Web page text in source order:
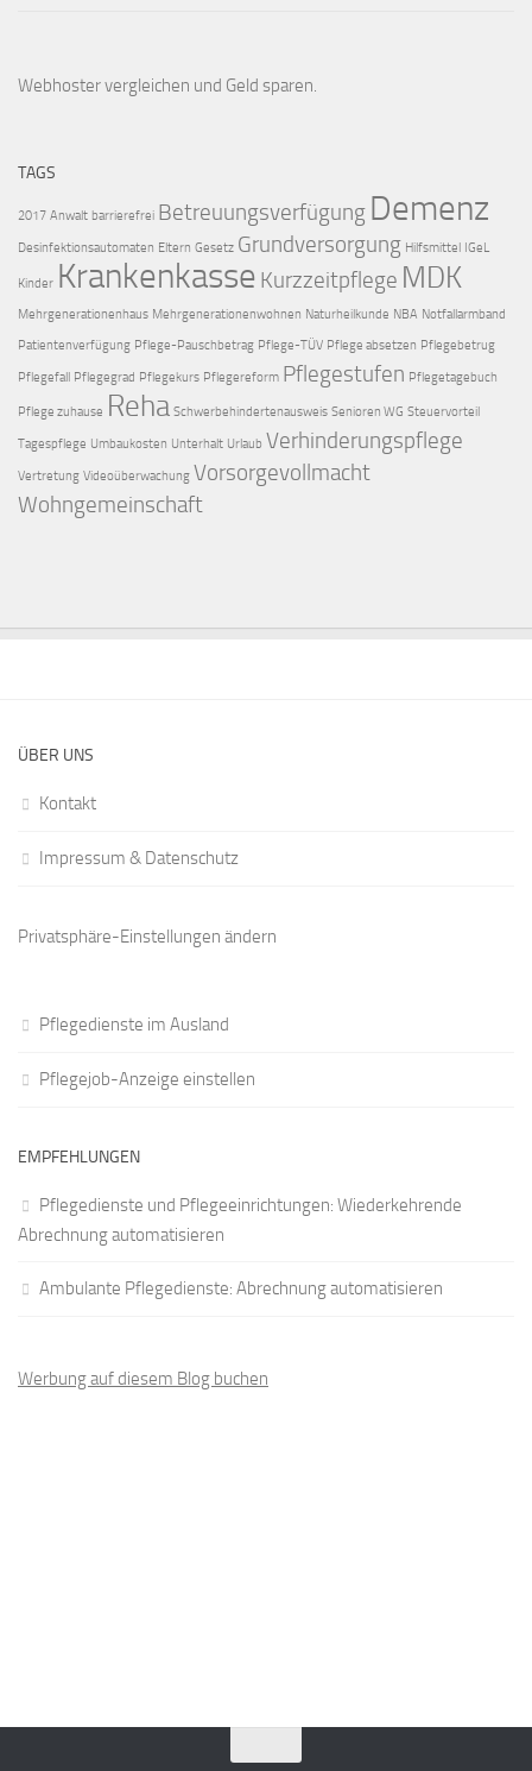
Webhoster vergleichen und Geld sparen.
TAGS
2017 Anwalt barrierefrei Betreuungsverfügung Demenz
Desinfektionsautomaten Eltern Gesetz Grundversorgung Hilfsmittel IGeL
Kinder Krankenkasse Kurzzeitpflege MDK
Mehrgenerationenhaus Mehrgenerationenwohnen Naturheilkunde NBA Notfallarmband
Patientenverfügung Pflege-Pauschbetrag Pflege-TÜV Pflege absetzen Pflegebetrug
Pflegefall Pflegegrad Pflegekurs Pflegereform Pflegestufen Pflegetagebuch
Pflege zuhause Reha Schwerbehindertenausweis Senioren WG Steuervorteil
Tagespflege Umbaukosten Unterhalt Urlaub Verhinderungspflege
Vertretung Videoüberwachung Vorsorgevollmacht
Wohngemeinschaft
ÜBER UNS
Kontakt
Impressum & Datenschutz
Privatsphäre-Einstellungen ändern
Pflegedienste im Ausland
Pflegejob-Anzeige einstellen
EMPFEHLUNGEN
Pflegedienste und Pflegeeinrichtungen: Wiederkehrende
Abrechnung automatisieren
Ambulante Pflegedienste: Abrechnung automatisieren
Werbung auf diesem Blog buchen